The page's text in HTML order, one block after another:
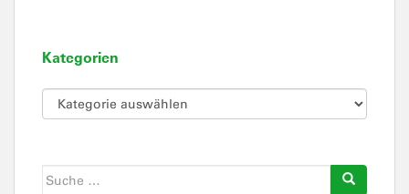
Kategorien
Kategorien
Suche